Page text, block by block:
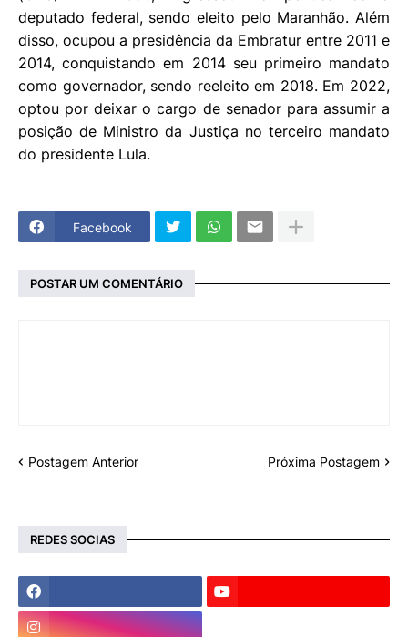
deputado federal, sendo eleito pelo Maranhão. Além
disso, ocupou a presidência da Embratur entre 2011 e
2014, conquistando em 2014 seu primeiro mandato
como governador, sendo reeleito em 2018. Em 2022,
optou por deixar o cargo de senador para assumir a
posição de Ministro da Justiça no terceiro mandato
do presidente Lula.
Facebook
POSTAR UM COMENTÁRIO
Postagem Anterior Próxima Postagem
REDES SOCIAS